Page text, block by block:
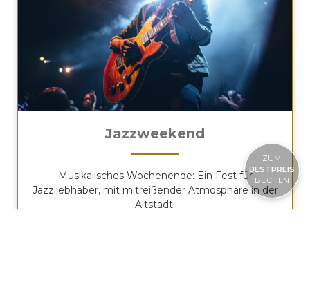
Jazzweekend
Musikalisches Wochenende: Ein Fest für
Jazzliebhaber, mit mitreißender Atmosphäre in der
Altstadt.
ZUM
BESTPREIS
BUCHEN